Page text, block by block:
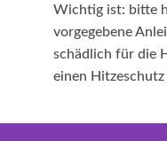
Wichtig ist: bitte
vorgegebene
schädlich für die
einen Hitzeschutz